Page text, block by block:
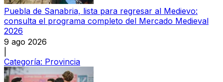
Puebla de Sanabria, lista para regresar al Medievo:
consulta el programa completo del Mercado Medieval
2026
9 ago 2026
Categoría: Provincia